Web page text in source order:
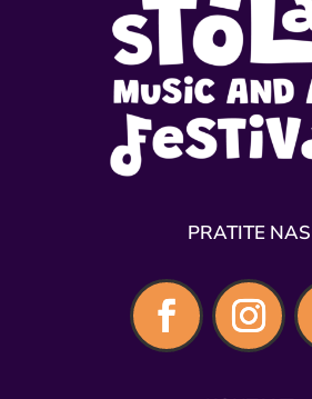
PRATITE NAS